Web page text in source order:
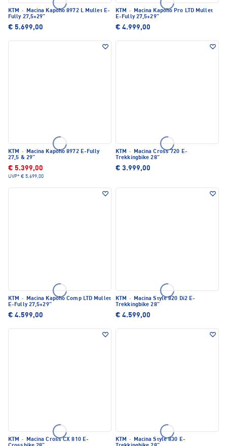
KTM ·
Macina Kapoho 8972 L Mullet E-
Fully 27,5+29"
€ 5.699,00
KTM ·
Macina Kapoho Pro LTD Mullet
E-Fully 27,5+29"
€ 4.999,00
KTM ·
Macina Kapoho 8972 E-Fully
27,5 & 29"
€ 5.399,00
UVP* € 5.699,00
KTM ·
Macina Cross 720 E-
Trekkingbike 28"
€ 3.999,00
KTM ·
Macina Kapoho Comp LTD Mullet
E-Fully 27,5+29"
€ 4.599,00
KTM ·
Macina Style 820 Di2 E-
Trekkingbike 28"
€ 4.599,00
KTM ·
Macina Cross CX 810 E-
KTM ·
Macina Style 830 E-